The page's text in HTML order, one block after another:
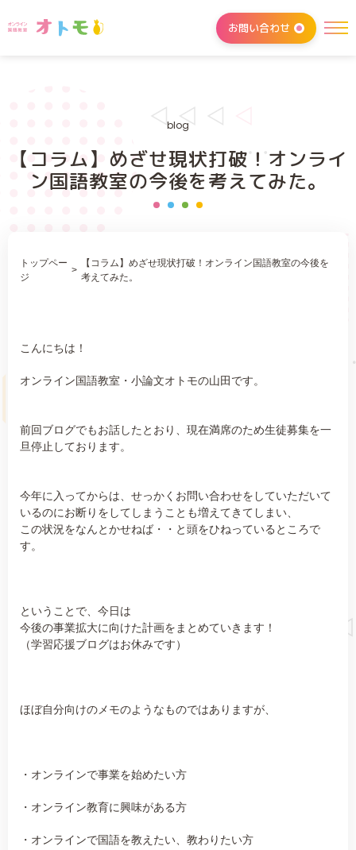
お問い合わせ
blog
【コラム】めざせ現状打破！オンライ
ン国語教室の今後を考えてみた。
トップペー
ジ
>
【コラム】めざせ現状打破！オンライン国語教室の今後を
考えてみた。
こんにちは！
オンライン国語教室・小論文オトモの山田です。
前回ブログでもお話したとおり、現在満席のため生徒募集を一
旦停止しております。
今年に入ってからは、せっかくお問い合わせをしていただいて
いるのにお断りをしてしまうことも増えてきてしまい、
この状況をなんとかせねば・・と頭をひねっているところで
す。
ということで、今日は
今後の事業拡大に向けた計画をまとめていきます！
（学習応援ブログはお休みです）
ほぼ自分向けのメモのようなものではありますが、
・オンラインで事業を始めたい方
・オンライン教育に興味がある方
・オンラインで国語を教えたい、教わりたい方